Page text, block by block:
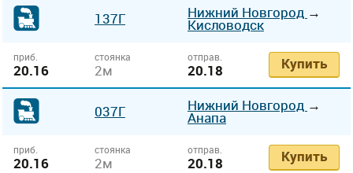
137Г Нижний Новгород →
Кисловодск
приб.
20.16
стоянка
2м
отправ.
20.18 Купить
037Г Нижний Новгород →
Анапа
приб.
20.16
стоянка
2м
отправ.
20.18 Купить